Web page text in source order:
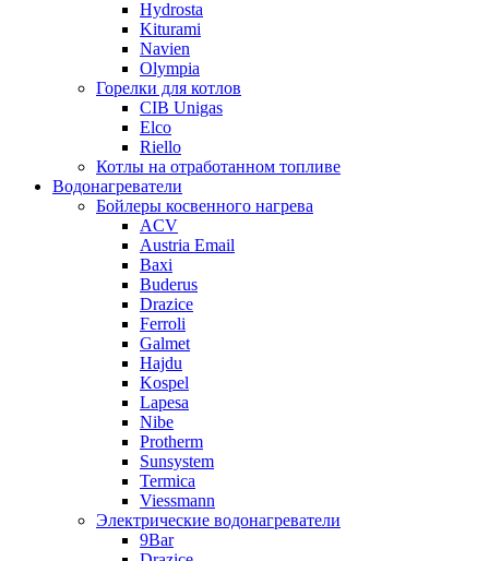
Hydrosta
Kiturami
Navien
Olympia
Горелки для котлов
CIB Unigas
Elco
Riello
Котлы на отработанном топливе
Водонагреватели
Бойлеры косвенного нагрева
ACV
Austria Email
Baxi
Buderus
Drazice
Ferroli
Galmet
Hajdu
Kospel
Lapesa
Nibe
Protherm
Sunsystem
Termica
Viessmann
Электрические водонагреватели
9Bar